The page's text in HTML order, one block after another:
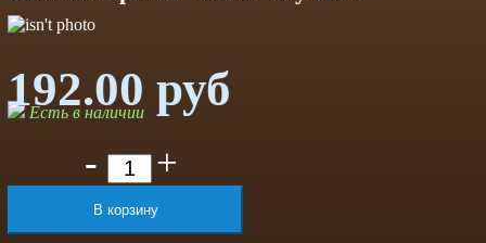
192.00 руб
Есть в наличии
- +